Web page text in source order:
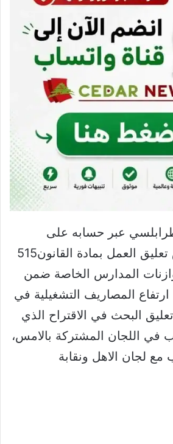
طرابلسي عبر حسابه على
“تويتر”:فيما يختص تعليق العمل بمادة القانون515
المدارس الخاصة ضمن
المصاريف التشغيلية في
البحث في الاقتراح الذي
في اللجان المشتركة بالامس،
مع لجان الاهل ونقابة